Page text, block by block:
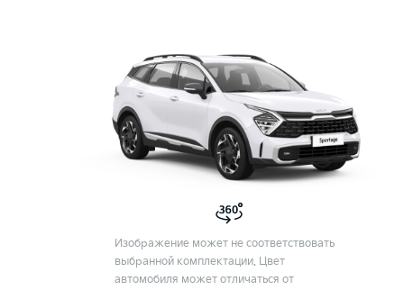
Изображение может не соответствовать
выбранной комплектации. Цвет
автомобиля может отличаться от